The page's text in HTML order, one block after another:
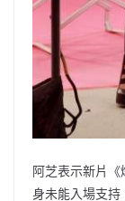
阿芝表示新片《
身未能入場支持